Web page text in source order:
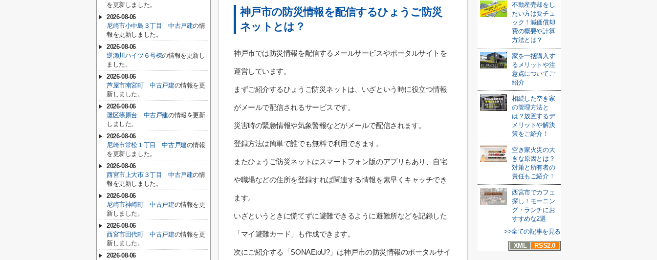
神戸市の防災情報を配信するひょうご防災
ネットとは？
神戸市では防災情報を配信するメールサービスやポータルサイトを
運営しています。
まずご紹介するひょうご防災ネットは、いざという時に役立つ情報
がメールで配信されるサービスです。
災害時の緊急情報や気象警報などがメールで配信されます。
登録方法は簡単で誰でも無料で利用できます。
またひょうご防災ネットはスマートフォン版のアプリもあり、自宅
や職場などの住所を登録すれば関連する情報を素早くキャッチでき
ます。
いざというときに慌てずに避難できるように避難所などを記録した
「マイ避難カード」も作成できます。
次にご紹介する「SONAEtoU?」は神戸市の防災情報のポータルサイ
不動産売却をし
たい方は要チェ
ック！減価償却
費の概要や計算
方法とは？
家を一括購入す
るメリットや注
意点についてご
紹介
相続した空き家
の管理方法と
は？放置するデ
メリットや解決
策をご紹介！
空き家火災の大
きな原因とは？
対策と所有者の
責任もご紹介！
西宮市でカフェ
探し！モーニン
グ・ランチにお
すすめな2選
>>全ての記事を見る
XML
RSS2.0
を更新しました。
2026-08-06
尼崎市小中島３丁目 中古戸建の情
報を更新しました。
2026-08-06
逆瀬川ハイツ６号棟の情報を更新し
ました。
2026-08-06
芦屋市南宮町 中古戸建の情報を更
新しました。
2026-08-06
灘区篠原台 中古戸建の情報を更新
しました。
2026-08-06
尼崎市常松１丁目 中古戸建の情報
を更新しました。
2026-08-06
西宮市上大市３丁目 中古戸建の情
報を更新しました。
2026-08-06
尼崎市神崎町 中古戸建の情報を更
新しました。
2026-08-06
西宮市田代町 中古戸建の情報を更
新しました。
2026-08-06